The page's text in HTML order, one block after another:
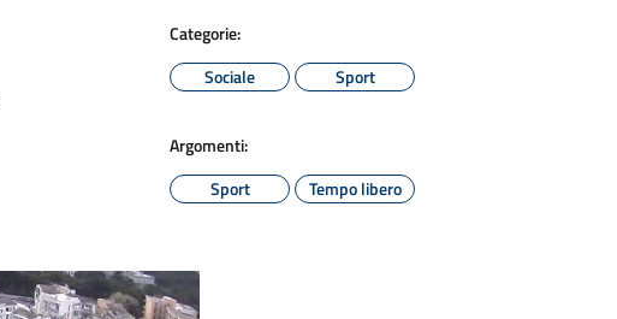
Categorie:
Sociale
Sport
Argomenti:
Sport
Tempo libero